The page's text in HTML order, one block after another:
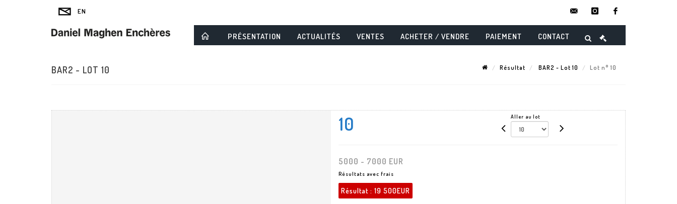
instagram
PRÉSENTATION ACTUALITÉS VENTES ACHETER / VENDRE PAIEMENT CONTACT
BAR2 - LOT 10 Résultat BAR2 - Lot 10 Lot n° 10
10 Aller au lot
5000 - 7000 EUR
Résultats avec frais
Résultat : 19 500EUR